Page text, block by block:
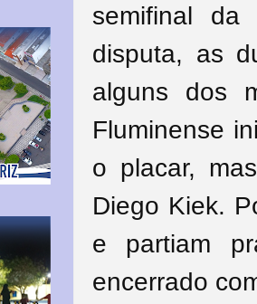
semifinal da
disputa, as
alguns dos
Fluminense
o placar,
Diego Kiek.
e partiam
encerrado